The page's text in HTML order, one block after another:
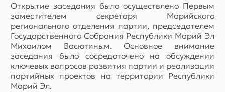
Открытие заседания было осуществлено Первым
заместителем секретаря Марийского
регионального отделения партии, председателем
Государственного Собрания Республики Марий Эл
Михаилом Васютиным. Основное внимание
заседания было сосредоточено на обсуждении
ключевых вопросов развития партии и реализации
партийных проектов на территории Республики
Марий Эл.